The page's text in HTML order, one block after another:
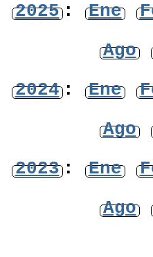
2025: Ene
Ago
2024: Ene
Ago
2023: Ene
Ago